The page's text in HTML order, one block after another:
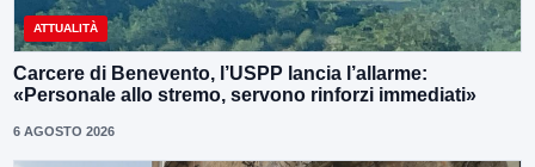
ATTUALITÀ
Carcere di Benevento, l’USPP lancia l’allarme:
«Personale allo stremo, servono rinforzi immediati»
6 AGOSTO 2026